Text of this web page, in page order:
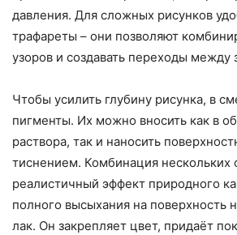
давления. Для сложных рисунков
трафареты – они позволяют
узоров и создавать переходы между
Чтобы усилить глубину рисунка, в
пигменты. Их можно вносить как в
раствора, так и наносить
тиснением. Комбинация нескольких
реалистичный эффект природного
полного высыхания на поверхность
лак. Он закрепляет цвет, придаёт